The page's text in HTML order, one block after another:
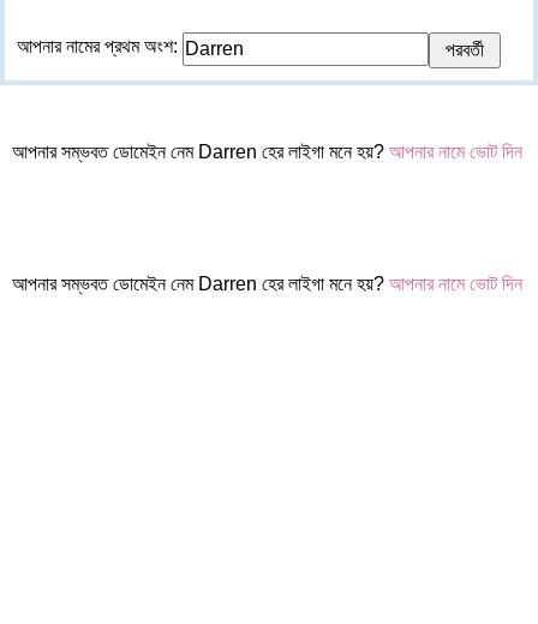
আপনার নামের প্রথম অংশ:
আপনার সম্ভবত ডোমেইন নেম Darren হের লাইগা মনে হয়? আপনার নামে ভোট দিন
আপনার সম্ভবত ডোমেইন নেম Darren হের লাইগা মনে হয়? আপনার নামে ভোট দিন